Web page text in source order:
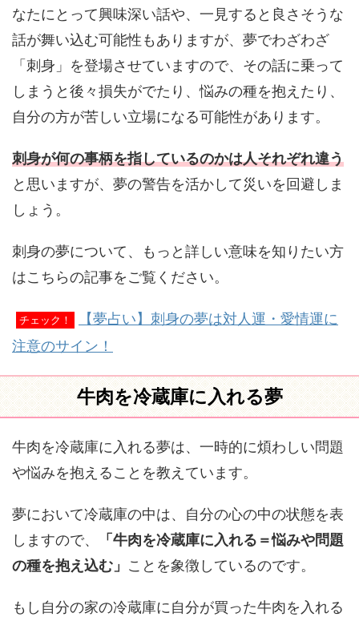
なたにとって興味深い話や、一見すると良さそうな
話が舞い込む可能性もありますが、夢でわざわざ
「刺身」を登場させていますので、その話に乗って
しまうと後々損失がでたり、悩みの種を抱えたり、
自分の方が苦しい立場になる可能性があります。
刺身が何の事柄を指しているのかは人それぞれ違う
と思いますが、夢の警告を活かして災いを回避しま
しょう。
刺身の夢について、もっと詳しい意味を知りたい方
はこちらの記事をご覧ください。
チェック！
【夢占い】刺身の夢は対人運・愛情運に
注意のサイン！
牛肉を冷蔵庫に入れる夢
牛肉を冷蔵庫に入れる夢は、一時的に煩わしい問題
や悩みを抱えることを教えています。
夢において冷蔵庫の中は、自分の心の中の状態を表
しますので、
「牛肉を冷蔵庫に入れる＝悩みや問題
の種を抱え込む」 ことを象徴しているのです。
もし自分の家の冷蔵庫に自分が買った牛肉を入れる